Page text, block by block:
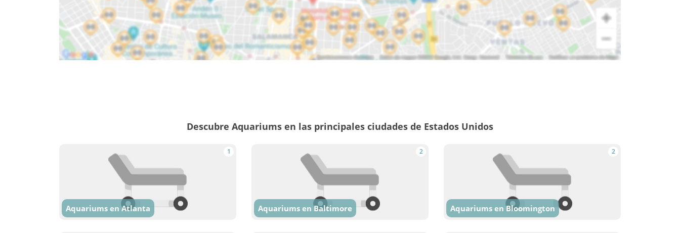
Descubre Aquariums en las principales ciudades de Estados Unidos
1
Aquariums en Atlanta
2
Aquariums en Baltimore
2
Aquariums en Bloomington